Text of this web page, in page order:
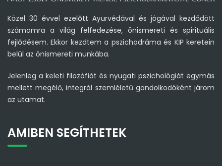
Közel 30 évvel ezelőtt Ayurvédával és jógával kezdődött
számomra a világ felfedezése, önismereti és spirituális
fejlődésem. Ekkor kezdtem a pszichodráma és KIP keretein
belül az önismereti munkába.
Jelenleg a keleti filozófiát és nyugati pszichológiát egymás
mellett megélő, integrál szemléletű gondolkodóként járom
az utamat.
AMIBEN SEGÍTHETEK